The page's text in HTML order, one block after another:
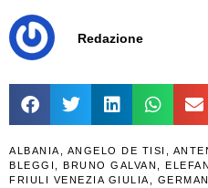
Redazione
ALBANIA ANGELO DE TISI
BLEGGI
BRUNO GALVAN
FRIULI VENEZIA GIULIA